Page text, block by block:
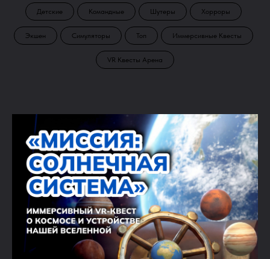
Детские Командные Шутеры Хорроры
Экшен Симуляторы Топ Иммерсивные Квесты
VR Квесты Арена